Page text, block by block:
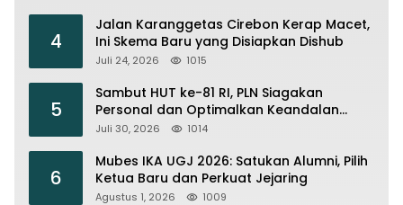
4
Jalan Karanggetas Cirebon Kerap Macet,
Ini Skema Baru yang Disiapkan Dishub
Juli 24, 2026 1015
5
Sambut HUT ke-81 RI, PLN Siagakan
Personal dan Optimalkan Keandalan
Instalasi Transmisi
Juli 30, 2026 1014
6
Mubes IKA UGJ 2026: Satukan Alumni, Pilih
Ketua Baru dan Perkuat Jejaring
Agustus 1, 2026 1009